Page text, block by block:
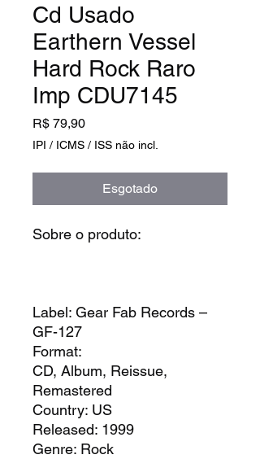
Cd Usado
Earthern Vessel
Hard Rock Raro
Imp CDU7145
R$ 79,90Preço
IPI / ICMS / ISS não incl.
Esgotado
Sobre o produto:
Label: Gear Fab Records –
GF-127
Format:
CD, Album, Reissue,
Remastered
Country: US
Released: 1999
Genre: Rock